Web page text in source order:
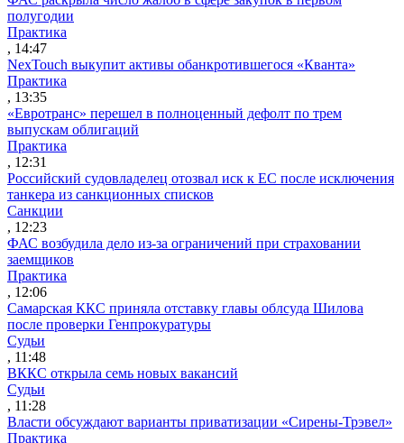
полугодии
Практика
, 14:47
NexTouch выкупит активы обанкротившегося «Кванта»
Практика
, 13:35
«Евротранс» перешел в полноценный дефолт по трем
выпускам облигаций
Практика
, 12:31
Российский судовладелец отозвал иск к ЕС после исключения
танкера из санкционных списков
Санкции
, 12:23
ФАС возбудила дело из-за ограничений при страховании
заемщиков
Практика
, 12:06
Самарская ККС приняла отставку главы облсуда Шилова
после проверки Генпрокуратуры
Судьи
, 11:48
ВККС открыла семь новых вакансий
Судьи
, 11:28
Власти обсуждают варианты приватизации «Сирены-Трэвел»
Практика